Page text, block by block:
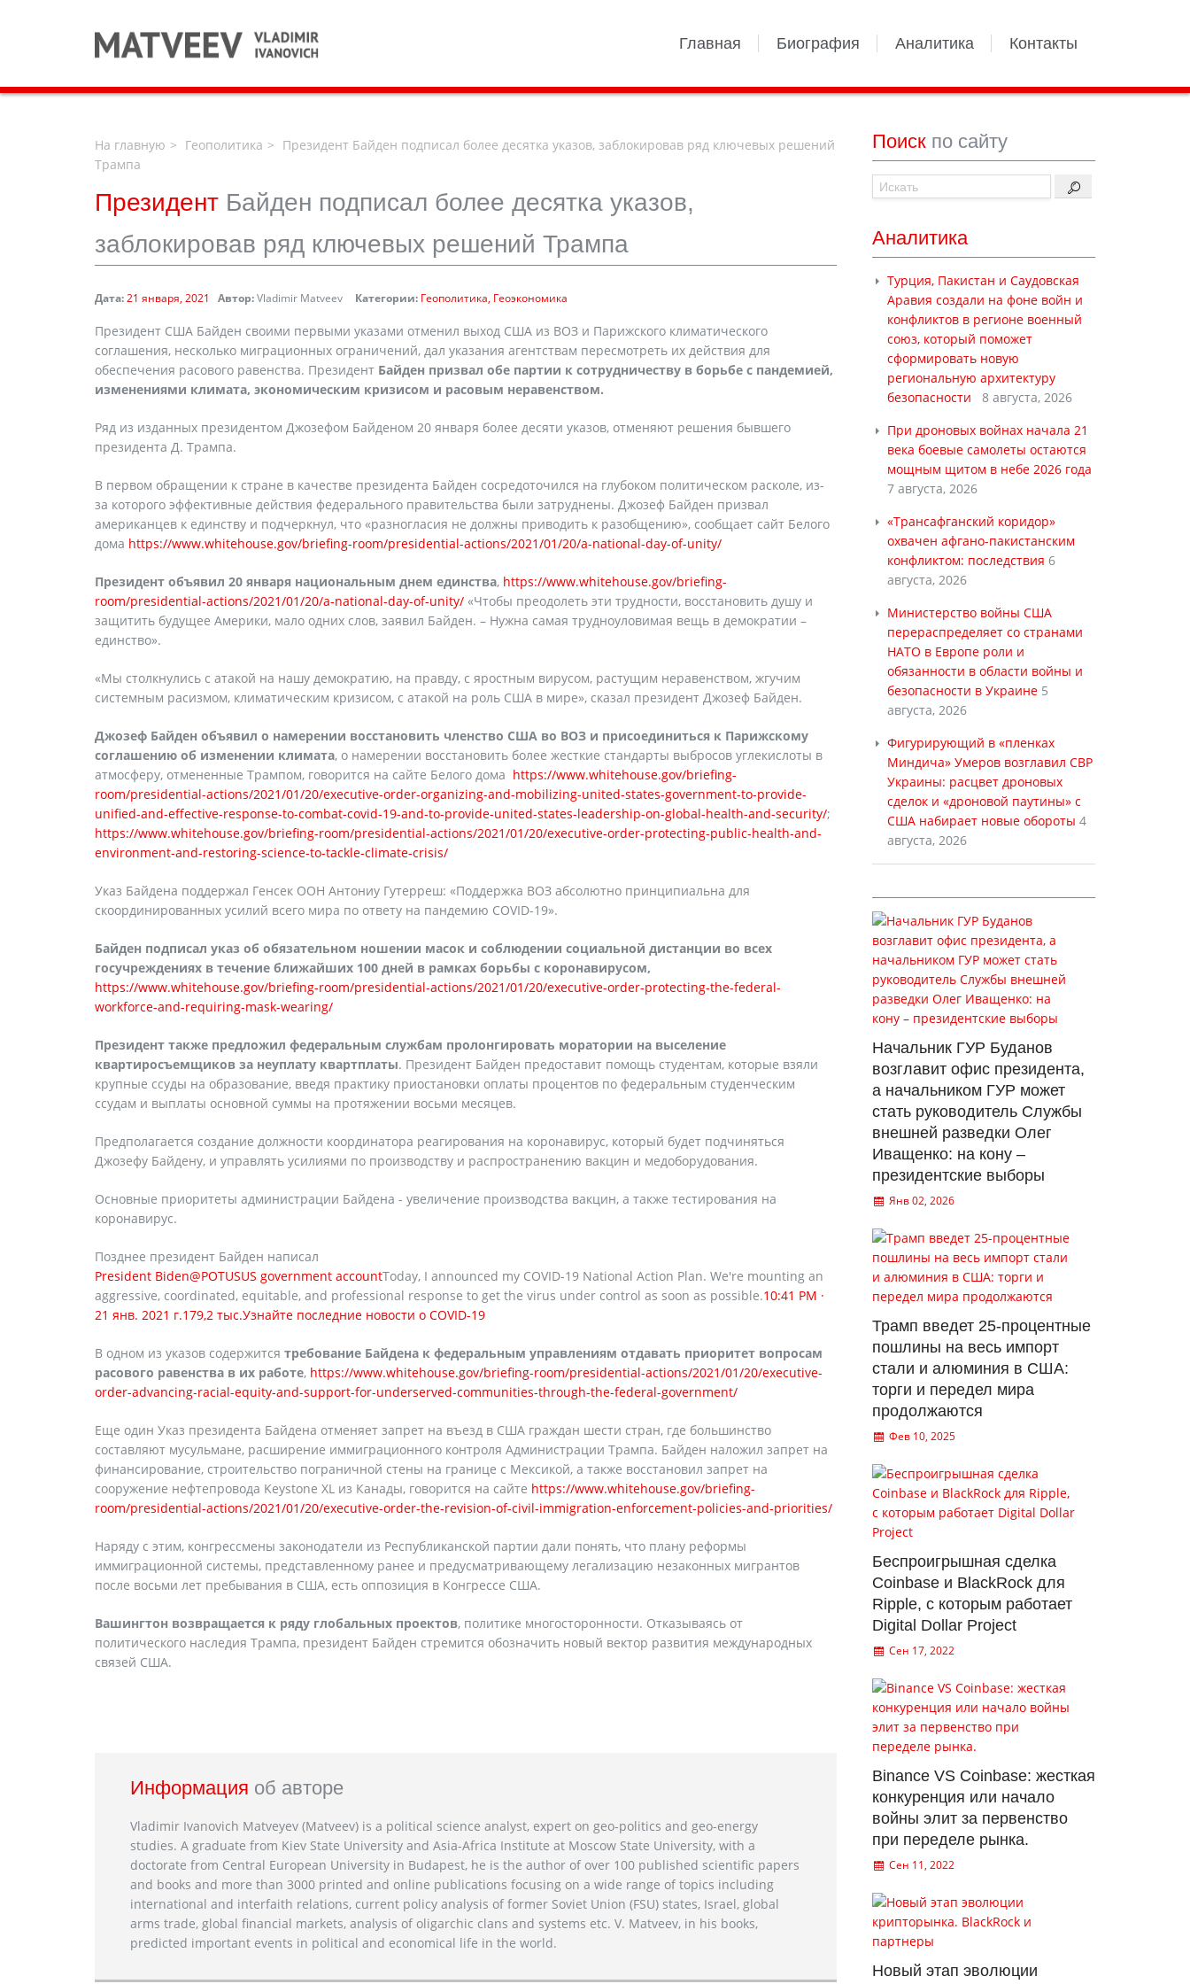
Главная Биография Аналитика Контакты
На главную Геополитика
Президент Байден подписал более десятка указов, заблокировав ряд ключевых решений
Трампа
Президент Байден подписал более десятка указов,
заблокировав ряд ключевых решений Трампа
Дата:21 января, 2021 Автор:Vladimir Matveev Категории: Геополитика Геоэкономика
Президент США Байден своими первыми указами отменил выход США из ВОЗ и Парижского климатического
соглашения, несколько миграционных ограничений, дал указания агентствам пересмотреть их действия для
обеспечения расового равенства. Президент Байден призвал обе партии к сотрудничеству в борьбе с пандемией,
изменениями климата, экономическим кризисом и расовым неравенством.
Ряд из изданных президентом Джозефом Байденом 20 января более десяти указов, отменяют решения бывшего
президента Д. Трампа.
В первом обращении к стране в качестве президента Байден сосредоточился на глубоком политическом расколе, из-
за которого эффективные действия федерального правительства были затруднены. Джозеф Байден призвал
американцев к единству и подчеркнул, что «разногласия не должны приводить к разобщению», сообщает сайт Белого
дома https://www.whitehouse.gov/briefing-room/presidential-actions/2021/01/20/a-national-day-of-unity/
Президент объявил 20 января национальным днем единства, https://www.whitehouse.gov/briefing-
room/presidential-actions/2021/01/20/a-national-day-of-unity/ «Чтобы преодолеть эти трудности, восстановить душу и
защитить будущее Америки, мало одних слов, заявил Байден. – Нужна самая трудноуловимая вещь в демократии –
единство».
«Мы столкнулись с атакой на нашу демократию, на правду, с яростным вирусом, растущим неравенством, жгучим
системным расизмом, климатическим кризисом, с атакой на роль США в мире», сказал президент Джозеф Байден.
Джозеф Байден объявил о намерении восстановить членство США во ВОЗ и присоединиться к Парижскому
соглашению об изменении климата, о намерении восстановить более жесткие стандарты выбросов углекислоты в
атмосферу, отмененные Трампом, говорится на сайте Белого дома https://www.whitehouse.gov/briefing-
room/presidential-actions/2021/01/20/executive-order-organizing-and-mobilizing-united-states-government-to-provide-
unified-and-effective-response-to-combat-covid-19-and-to-provide-united-states-leadership-on-global-health-and-security/;
https://www.whitehouse.gov/briefing-room/presidential-actions/2021/01/20/executive-order-protecting-public-health-and-
environment-and-restoring-science-to-tackle-climate-crisis/
Указ Байдена поддержал Генсек ООН Антониу Гутерреш: «Поддержка ВОЗ абсолютно принципиальна для
скоординированных усилий всего мира по ответу на пандемию COVID-19».
Байден подписал указ об обязательном ношении масок и соблюдении социальной дистанции во всех
госучреждениях в течение ближайших 100 дней в рамках борьбы с коронавирусом,
https://www.whitehouse.gov/briefing-room/presidential-actions/2021/01/20/executive-order-protecting-the-federal-
workforce-and-requiring-mask-wearing/
Президент также предложил федеральным службам пролонгировать моратории на выселение
квартиросъемщиков за неуплату квартплаты. Президент Байден предоставит помощь студентам, которые взяли
крупные ссуды на образование, введя практику приостановки оплаты процентов по федеральным студенческим
ссудам и выплаты основной суммы на протяжении восьми месяцев.
Предполагается создание должности координатора реагирования на коронавирус, который будет подчиняться
Джозефу Байдену, и управлять усилиями по производству и распространению вакцин и медоборудования.
Основные приоритеты администрации Байдена - увеличение производства вакцин, а также тестирования на
коронавирус.
Позднее президент Байден написал
President Biden@POTUSUS government accountToday, I announced my COVID-19 National Action Plan. We're mounting an
aggressive, coordinated, equitable, and professional response to get the virus under control as soon as possible.10:41 PM ·
21 янв. 2021 г.179,2 тыс.Узнайте последние новости о COVID-19
В одном из указов содержится требование Байдена к федеральным управлениям отдавать приоритет вопросам
расового равенства в их работе, https://www.whitehouse.gov/briefing-room/presidential-actions/2021/01/20/executive-
order-advancing-racial-equity-and-support-for-underserved-communities-through-the-federal-government/
Еще один Указ президента Байдена отменяет запрет на въезд в США граждан шести стран, где большинство
составляют мусульмане, расширение иммиграционного контроля Администрации Трампа. Байден наложил запрет на
финансирование, строительство пограничной стены на границе с Мексикой, а также восстановил запрет на
сооружение нефтепровода Keystone XL из Канады, говорится на сайте https://www.whitehouse.gov/briefing-
room/presidential-actions/2021/01/20/executive-order-the-revision-of-civil-immigration-enforcement-policies-and-priorities/
Наряду с этим, конгрессмены законодатели из Республиканской партии дали понять, что плану реформы
иммиграционной системы, представленному ранее и предусматривающему легализацию незаконных мигрантов
после восьми лет пребывания в США, есть оппозиция в Конгрессе США.
Вашингтон возвращается к ряду глобальных проектов, политике многосторонности. Отказываясь от
политического наследия Трампа, президент Байден стремится обозначить новый вектор развития международных
связей США.
Информация об авторе
Vladimir Ivanovich Matveyev (Matveev) is a political science analyst, expert on geo-politics and geo-energy
studies. A graduate from Kiev State University and Asia-Africa Institute at Moscow State University, with a
doctorate from Central European University in Budapest, he is the author of over 100 published scientific papers
and books and more than 3000 printed and online publications focusing on a wide range of topics including
international and interfaith relations, current policy analysis of former Soviet Union (FSU) states, Israel, global
arms trade, global financial markets, analysis of oligarchic clans and systems etc. V. Matveev, in his books,
predicted important events in political and economical life in the world.
Поиск по сайту
Аналитика
Турция, Пакистан и Саудовская
Аравия создали на фоне войн и
конфликтов в регионе военный
союз, который поможет
сформировать новую
региональную архитектуру
безопасности
8 августа, 2026
При дроновых войнах начала 21
века боевые самолеты остаются
мощным щитом в небе 2026 года
7 августа, 2026
«Трансафганский коридор»
охвачен афгано-пакистанским
конфликтом: последствия 6
августа, 2026
Министерство войны США
перераспределяет со странами
НАТО в Европе роли и
обязанности в области войны и
безопасности в Украине 5
августа, 2026
Фигурирующий в «пленках
Миндича» Умеров возглавил СВР
Украины: расцвет дроновых
сделок и «дроновой паутины» с
США набирает новые обороты 4
августа, 2026
Начальник ГУР Буданов
возглавит офис президента,
а начальником ГУР может
стать руководитель Службы
внешней разведки Олег
Иващенко: на кону –
президентские выборы
Янв 02, 2026
Трамп введет 25-процентные
пошлины на весь импорт
стали и алюминия в США:
торги и передел мира
продолжаются
Фев 10, 2025
Беспроигрышная сделка
Coinbase и BlackRock для
Ripple, с которым работает
Digital Dollar Project
Сен 17, 2022
Binance VS Coinbase: жесткая
конкуренция или начало
войны элит за первенство
при переделе рынка.
Сен 11, 2022
Новый этап эволюции